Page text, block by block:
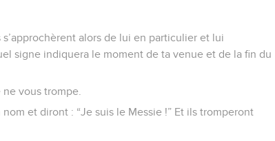
alors de lui en particulier et lui
signe indiquera le moment de ta venue et de la fin du
vous trompe.
et diront : “Je suis le Messie !” Et ils tromperont